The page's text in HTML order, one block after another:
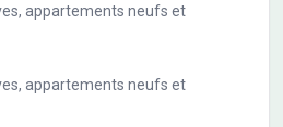
appartements neufs et
appartements neufs et